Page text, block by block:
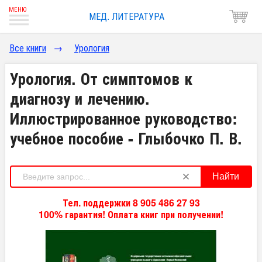
МЕД. ЛИТЕРАТУРА
Все книги → Урология
Урология. От симптомов к
диагнозу и лечению.
Иллюстрированное руководство:
учебное пособие - Глыбочко П. В.
Найти
Тел. поддержки 8 905 486 27 93
100% гарантия! Оплата книг при получении!